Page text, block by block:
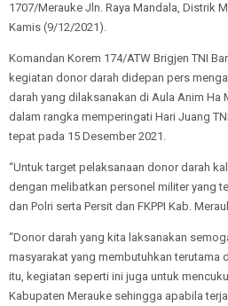
1707/Merauke Jln. Raya Mandala, Distrik
Kamis (9/12/2021).
Komandan Korem 174/ATW Brigjen TNI
kegiatan donor darah didepan pers
darah yang dilaksanakan di Aula Anim Ha
dalam rangka memperingati Hari Juang
tepat pada 15 Desember 2021.
“Untuk target pelaksanaan donor darah
dengan melibatkan personel militer yang
dan Polri serta Persit dan FKPPI Kab.
“Donor darah yang kita laksanakan
masyarakat yang membutuhkan terutama
itu, kegiatan seperti ini juga untuk
Kabupaten Merauke sehingga apabila